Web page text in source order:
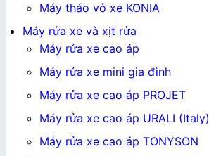
Máy tháo vỏ xe KONIA
Máy rửa xe và xịt rửa
Máy rửa xe cao áp
Máy rửa xe mini gia đình
Máy rửa xe cao áp PROJET
Máy rửa xe cao áp URALI (Italy)
Máy rửa xe cao áp TONYSON